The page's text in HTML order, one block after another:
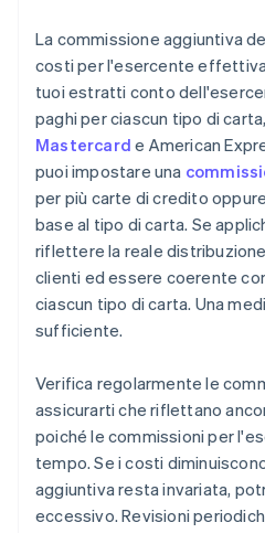
La commissione aggiuntiva
costi per l'esercente
tuoi estratti conto
paghi per ciascun tipo di
Mastercard e American
puoi impostare una
per più carte di credito
base al tipo di carta. Se
riflettere la reale
clienti ed essere coerente
ciascun tipo di carta. Una
sufficiente.
Verifica regolarmente le
assicurarti che riflettano
poiché le commissioni per
tempo. Se i costi
aggiuntiva resta invariata,
eccessivo. Revisioni